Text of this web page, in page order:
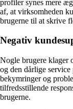
profiler synes mere
af, at virksomheden
brugerne til at skrive
Negativ
Nogle brugere klager
og den dårlige
bekymringer og
tilfredsstillende
brugerne.